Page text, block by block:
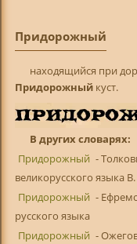
Придорожный
находящийся при
Придорожный куст.
В других словарях:
Придорожный -
великорусского языка
Придорожный -
русского языка
Придорожный -